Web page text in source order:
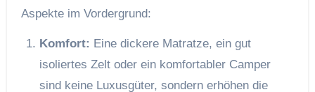
Aspekte im Vordergrund:
Komfort: Eine dickere Matratze, ein gut
isoliertes Zelt oder ein komfortabler Camper
sind keine Luxusgüter, sondern erhöhen die